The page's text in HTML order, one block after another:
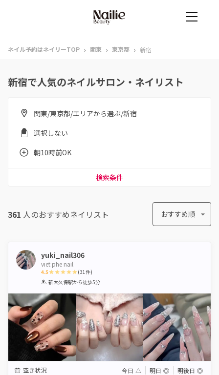
ネイル予約はネイリーTOP › 関東 › 東京都 › 新宿
新宿で人気のネイルサロン・ネイリスト
関東/東京都/エリアから選ぶ/新宿
選択しない
朝10時前OK
検索条件
361 人のおすすめネイリスト おすすめ順
yuki_nail306
viet phe nail
4.5
1 2 3 4 5
(31件)
新大久保駅から徒歩5分
空き状況 今日 △ 明日 ◎ 明後日 ◎